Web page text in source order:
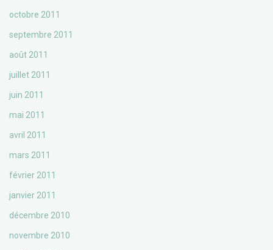
octobre 2011
septembre 2011
août 2011
juillet 2011
juin 2011
mai 2011
avril 2011
mars 2011
février 2011
janvier 2011
décembre 2010
novembre 2010